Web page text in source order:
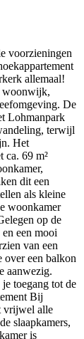
voorzieningen
allemaal!
woonwijk,
De
Lohmanpark
terwijl
Het
ca. 69 m²
dit een
als kleine
woonkamer
op de
een mooi
van een
over een balkon
aanwezig.
toegang tot de
Bij
vrijwel alle
slaapkamers,
is